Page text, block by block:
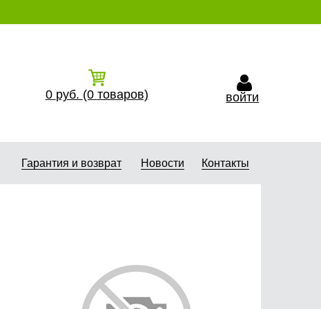
0 руб. (0 товаров) войти
Гарантия и возврат Новости Контакты